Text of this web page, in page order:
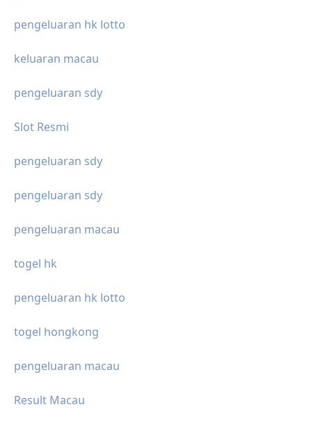
pengeluaran hk lotto
keluaran macau
pengeluaran sdy
Slot Resmi
pengeluaran sdy
pengeluaran sdy
pengeluaran macau
togel hk
pengeluaran hk lotto
togel hongkong
pengeluaran macau
Result Macau